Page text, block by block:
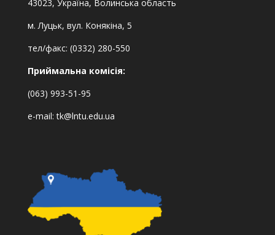
43023, Україна, Волинська область
м. Луцьк, вул. Конякіна, 5
тел/факс: (0332) 280-550
Приймальна комісія:
(063) 993-51-95
e-mail:tk@lntu.edu.ua